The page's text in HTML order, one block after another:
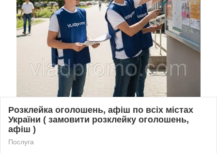
Розклейка оголошень, афіш по всіх містах
України ( замовити розклейку оголошень,
афіш )
Послуга